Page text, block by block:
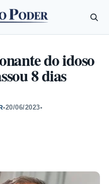
do idoso
8 dias
•20/06/2023•